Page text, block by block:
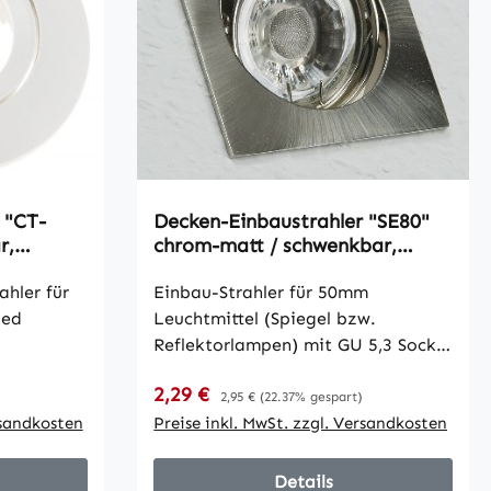
für
•
lang
Decken-Einbaustrahler "SE80"
chrom-matt / schwenkbar,
Einbau-Strahler für 50mm
Leuchtmittel (Spiegel bzw.
Reflektorlampen) mit GU 5,3 Sockel
Kombination mit Art. Nr. 19548
auch für GU10 geeignet (GU10
schwenkbar • Material: Alu-
Verkaufspreis:
2,29 € Regulärer Preis:
2,95 € (22.37% gespart)
Preise inkl. MwSt. zzgl. Versandkosten
Details